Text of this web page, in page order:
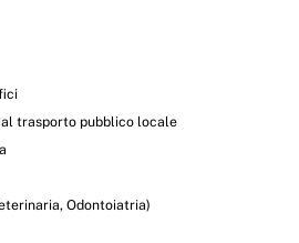
trasporto pubblico locale
Odontoiatria)